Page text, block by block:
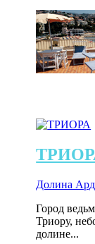
Долина
Город
Триору,
долине...